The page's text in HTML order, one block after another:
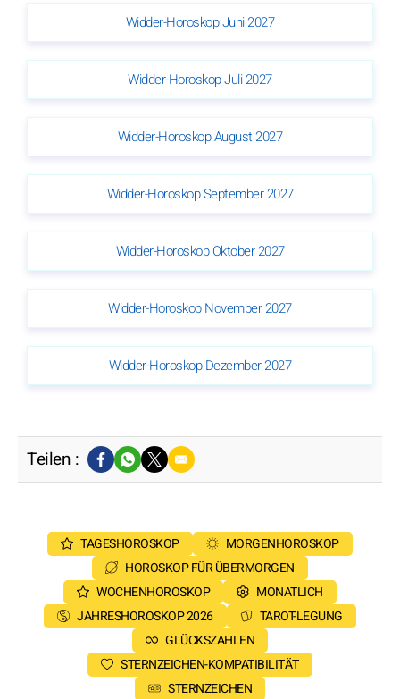
Widder-Horoskop Juni 2027
Widder-Horoskop Juli 2027
Widder-Horoskop August 2027
Widder-Horoskop September 2027
Widder-Horoskop Oktober 2027
Widder-Horoskop November 2027
Widder-Horoskop Dezember 2027
Teilen :
TAGESHOROSKOP
MORGENHOROSKOP
HOROSKOP FÜR ÜBERMORGEN
WOCHENHOROSKOP
MONATLICH
JAHRESHOROSKOP 2026
TAROT-LEGUNG
GLÜCKSZAHLEN
STERNZEICHEN-KOMPATIBILITÄT
STERNZEICHEN